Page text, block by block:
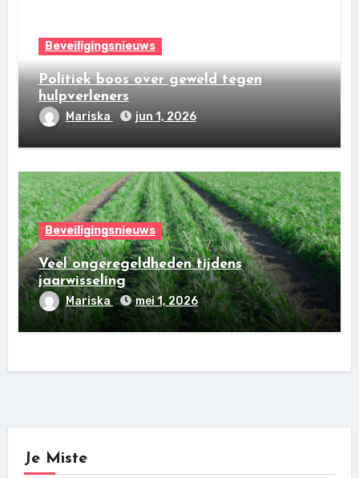
Beveiligingsnieuws
Politiek boos over geweld tegen
hulpverleners
Mariska jun 1, 2026
Beveiligingsnieuws
Veel ongeregeldheden tijdens
jaarwisseling
Mariska mei 1, 2026
Je Miste